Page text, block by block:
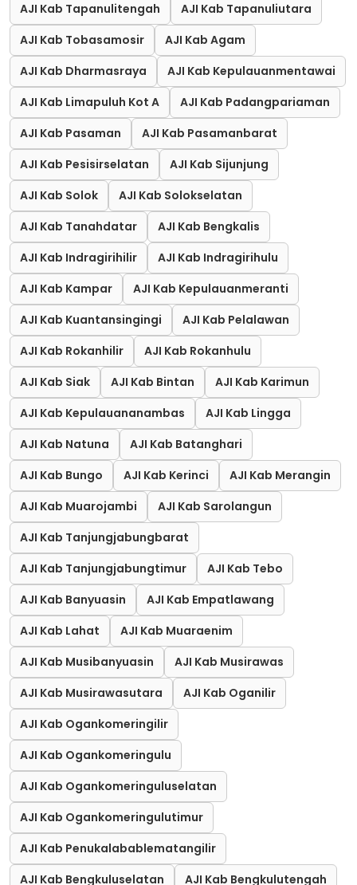
AJI Kab Tapanulitengah
AJI Kab Tapanuliutara
AJI Kab Tobasamosir
AJI Kab Agam
AJI Kab Dharmasraya
AJI Kab Kepulauanmentawai
AJI Kab Limapuluh Kot A
AJI Kab Padangpariaman
AJI Kab Pasaman
AJI Kab Pasamanbarat
AJI Kab Pesisirselatan
AJI Kab Sijunjung
AJI Kab Solok
AJI Kab Solokselatan
AJI Kab Tanahdatar
AJI Kab Bengkalis
AJI Kab Indragirihilir
AJI Kab Indragirihulu
AJI Kab Kampar
AJI Kab Kepulauanmeranti
AJI Kab Kuantansingingi
AJI Kab Pelalawan
AJI Kab Rokanhilir
AJI Kab Rokanhulu
AJI Kab Siak
AJI Kab Bintan
AJI Kab Karimun
AJI Kab Kepulauananambas
AJI Kab Lingga
AJI Kab Natuna
AJI Kab Batanghari
AJI Kab Bungo
AJI Kab Kerinci
AJI Kab Merangin
AJI Kab Muarojambi
AJI Kab Sarolangun
AJI Kab Tanjungjabungbarat
AJI Kab Tanjungjabungtimur
AJI Kab Tebo
AJI Kab Banyuasin
AJI Kab Empatlawang
AJI Kab Lahat
AJI Kab Muaraenim
AJI Kab Musibanyuasin
AJI Kab Musirawas
AJI Kab Musirawasutara
AJI Kab Oganilir
AJI Kab Ogankomeringilir
AJI Kab Ogankomeringulu
AJI Kab Ogankomeringuluselatan
AJI Kab Ogankomeringulutimur
AJI Kab Penukalabablematangilir
AJI Kab Bengkuluselatan
AJI Kab Bengkulutengah